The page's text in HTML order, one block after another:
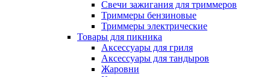
Свечи зажигания для триммеров
Триммеры бензиновые
Триммеры электрические
Товары для пикника
Аксессуары для гриля
Аксессуары для тандыров
Жаровни